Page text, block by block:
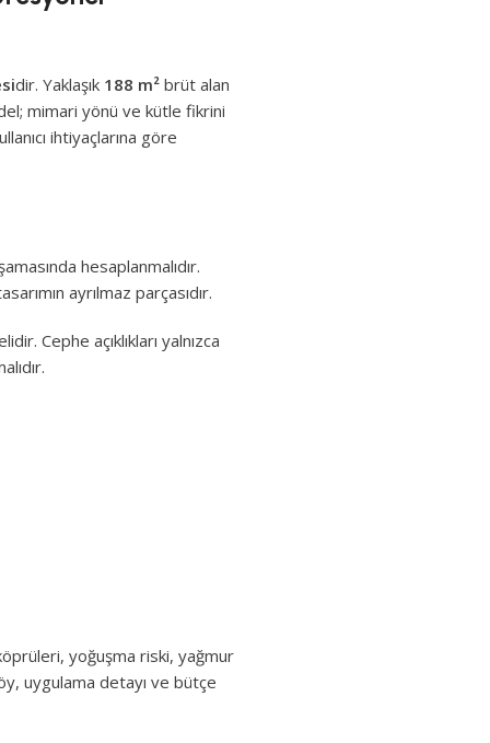
dir. Yaklaşık 188 m² brüt alan
mimari yönü ve kütle fikrini
ihtiyaçlarına göre
hesaplanmalıdır.
ayrılmaz parçasıdır.
Cephe açıklıkları yalnızca
yoğuşma riski, yağmur
uygulama detayı ve bütçe